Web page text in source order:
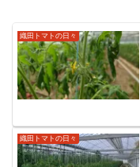
織田トマトの日々
織田トマトの日々